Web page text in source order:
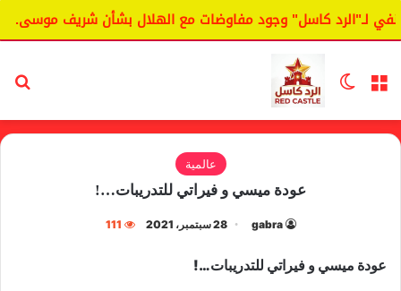
لـ"الرد كاسل" وجود مفاوضات مع الهلال بشأن شريف موسى.
القائمة الوضع المظلم
عالمية
عودة ميسي و فيراتي للتدريبات…!
gabra 28 سبتمبر، 2021 111
عودة ميسي و فيراتي للتدريبات…!